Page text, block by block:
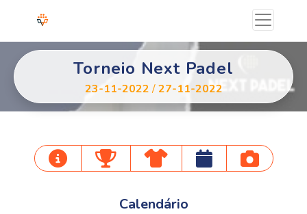
Torneio Next Padel
23-11-2022/27-11-2022
Calendário